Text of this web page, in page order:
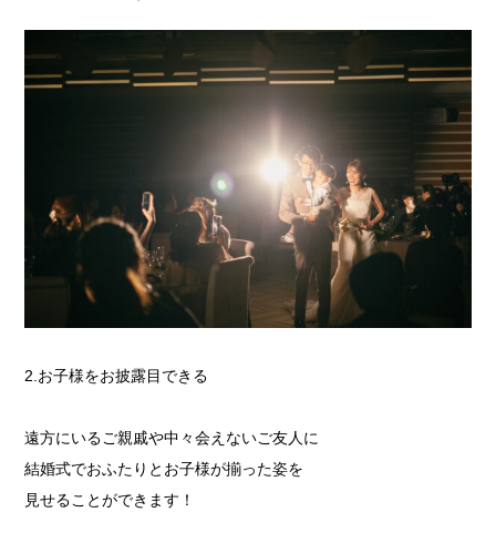
2.お子様をお披露目できる
遠方にいるご親戚や中々会えないご友人に
結婚式でおふたりとお子様が揃った姿を
見せることができます！